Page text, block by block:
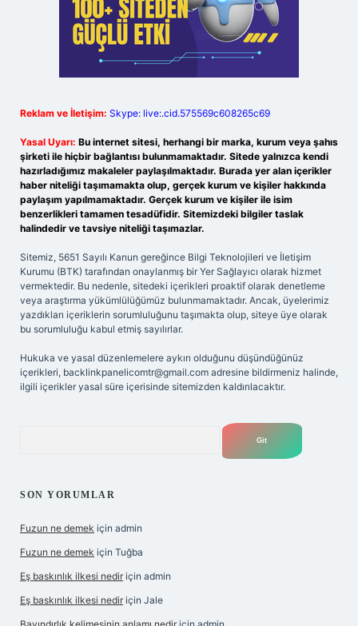
Reklam ve İletişim: Skype: live:.cid.575569c608265c69
Yasal Uyarı: Bu internet sitesi, herhangi bir marka, kurum veya şahıs
şirketi ile hiçbir bağlantısı bulunmamaktadır. Sitede yalnızca kendi
hazırladığımız makaleler paylaşılmaktadır. Burada yer alan içerikler
haber niteliği taşımamakta olup, gerçek kurum ve kişiler hakkında
paylaşım yapılmamaktadır. Gerçek kurum ve kişiler ile isim
benzerlikleri tamamen tesadüfidir. Sitemizdeki bilgiler taslak
halindedir ve tavsiye niteliği taşımazlar.
Sitemiz, 5651 Sayılı Kanun gereğince Bilgi Teknolojileri ve İletişim
Kurumu (BTK) tarafından onaylanmış bir Yer Sağlayıcı olarak hizmet
vermektedir. Bu nedenle, sitedeki içerikleri proaktif olarak denetleme
veya araştırma yükümlülüğümüz bulunmamaktadır. Ancak, üyelerimiz
yazdıkları içeriklerin sorumluluğunu taşımakta olup, siteye üye olarak
bu sorumluluğu kabul etmiş sayılırlar.
Hukuka ve yasal düzenlemelere aykırı olduğunu düşündüğünüz
içerikleri, backlinkpanelicomtr@gmail.com adresine bildirmeniz halinde,
ilgili içerikler yasal süre içerisinde sitemizden kaldırılacaktır.
SON YORUMLAR
Fuzun ne demek için admin
Fuzun ne demek için Tuğba
Eş baskınlık ilkesi nedir için admin
Eş baskınlık ilkesi nedir için Jale